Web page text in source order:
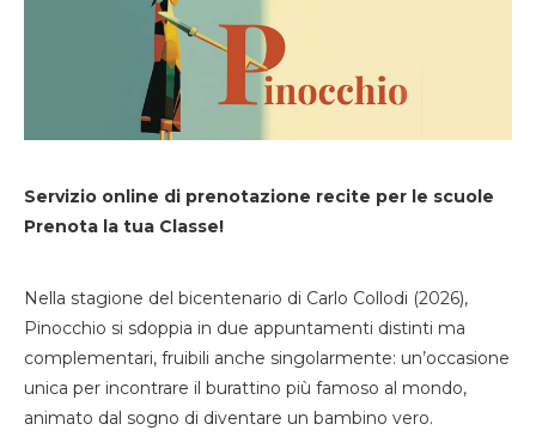
Servizio online di prenotazione recite per le scuole
Prenota la tua Classe!
Nella stagione del bicentenario di Carlo Collodi (2026),
Pinocchio si sdoppia in due appuntamenti distinti ma
complementari, fruibili anche singolarmente: un’occasione
unica per incontrare il burattino più famoso al mondo,
animato dal sogno di diventare un bambino vero.